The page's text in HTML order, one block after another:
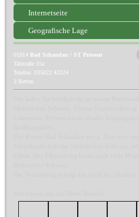
Internetseite
Geografische Lage
01814 Bad Schandau / ST Prossen
Talstraße 15a
Telefon: 035022 43324
3 Betten